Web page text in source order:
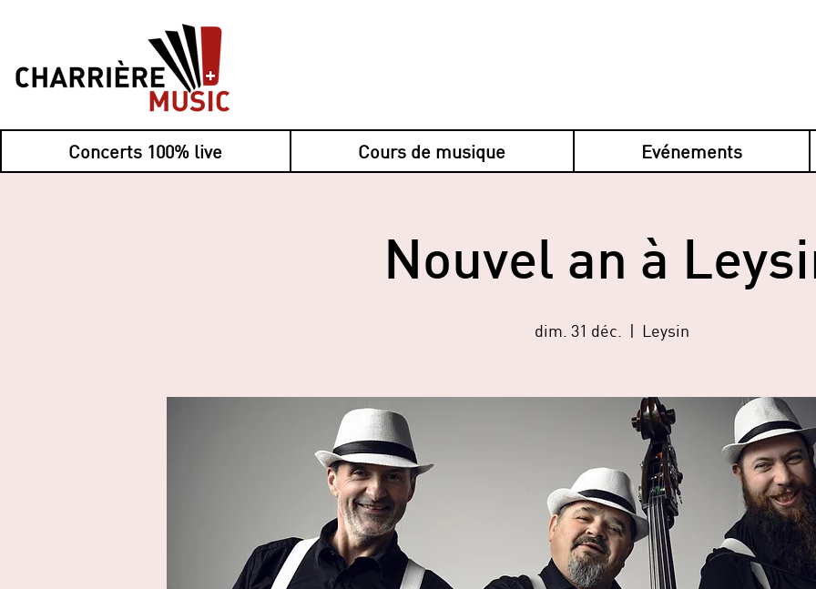
Concerts 100% live Cours de musique Evénements
Nouvel an à
dim. 31 déc.
  |
Leysin